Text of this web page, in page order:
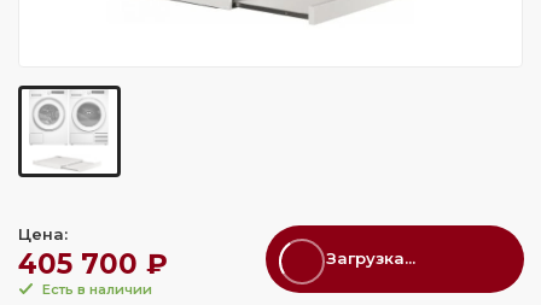
Цена:
405 700 ₽
Есть в наличии
Загрузка...